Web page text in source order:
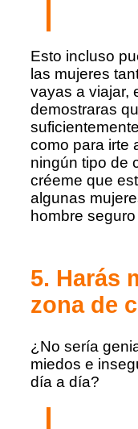
Esto incluso
las mujeres
vayas a viajar,
demostraras
como para irte
ningún tipo de
créeme que
algunas
hombre
5. Harás
zona de
¿No sería
miedos e
día a día?